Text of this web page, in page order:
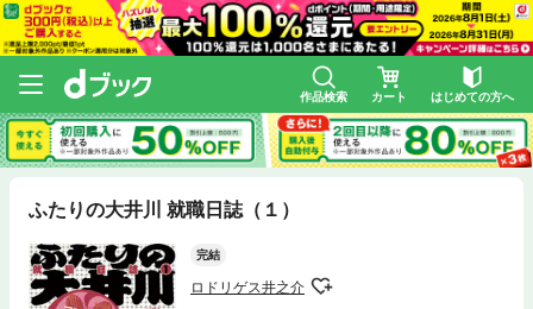
作品検索 カート はじめての方へ
ふたりの大井川 就職日誌（１）
完結
ロドリゲス井之介